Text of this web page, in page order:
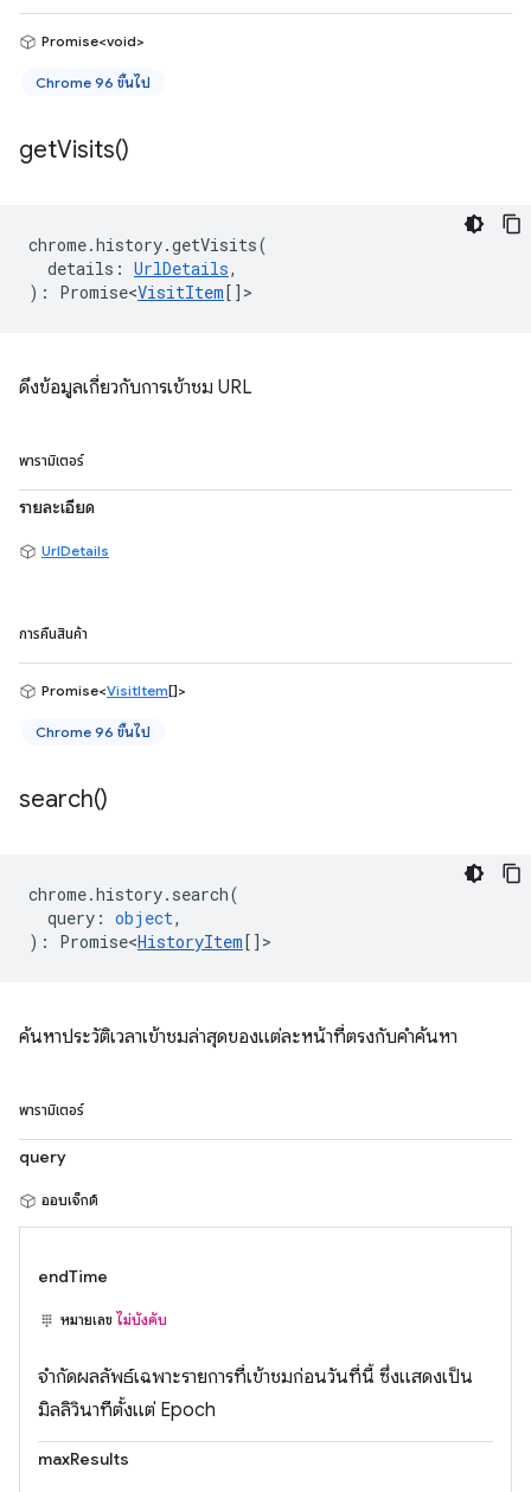
Promise<void>
Chrome 96 ขึ้นไป
getVisits()
chrome.history.getVisits(
details : UrlDetails,
) : Promise<VisitItem[] >
ดึงข้อมูลเกี่ยวกับการเข้าชม URL
พารามิเตอร์
รายละเอียด
UrlDetails
การคืนสินค้า
Promise<VisitItem[]>
Chrome 96 ขึ้นไป
search()
chrome.history. search(
query : object,
) : Promise<HistoryItem[] >
ค้นหาประวัติเวลาเข้าชมล่าสุดของแต่ละหน้าที่ตรงกับคำค้นหา
พารามิเตอร์
query
ออบเจ็กต์
endTime
หมายเลข ไม่บังคับ
จำกัดผลลัพธ์เฉพาะรายการที่เข้าชมก่อนวันที่นี้ ซึ่งแสดงเป็น
มิลลิวินาทีตั้งแต่ Epoch
maxResults